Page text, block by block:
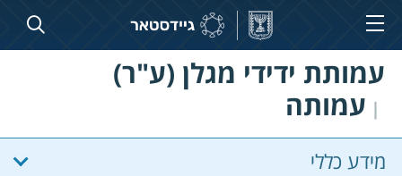
עמותת ידידי מגלן (ע"ר)
| עמותה
מידע כללי